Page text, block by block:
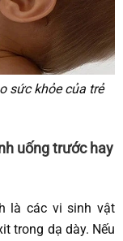
sức khỏe của trẻ
uống trước hay
là các vi sinh vật
trong dạ dày. Nếu